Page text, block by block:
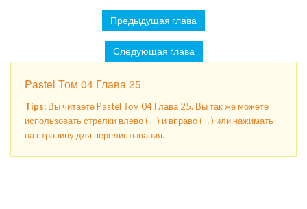
Предыдущая глава
Следующая глава
Pastel Том 04 Глава 25
Tips: Вы читаете Pastel Том 04 Глава 25. Вы так же можете
использовать стрелки влево (←) и вправо (→) или нажимать
на страницу для перелистывания.